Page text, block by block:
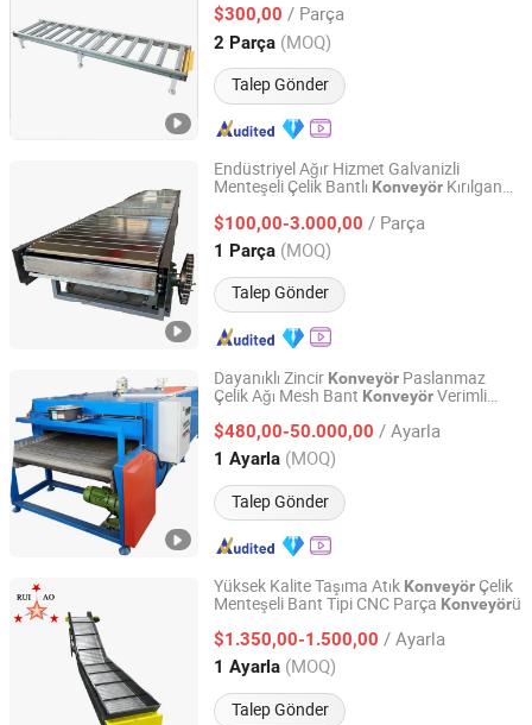
$300,00 / Parça
2 Parça (MOQ)
Talep Gönder
Shanghai, China Fiyat 2016
Endüstriyel Ağır Hizmet Galvanizli
Menteşeli Çelik Bantlı Konveyör Kırılgan
$100,00-3.000,00 / Parça
1 Parça (MOQ)
Talep Gönder
Dezhou Yiyou Conveying Equipment Co., Ltd.
Shandong, China Fiyat 2026
Dayanıklı Zincir Konveyör Paslanmaz
Çelik Ağı Mesh Bant KonveyörVerimli
$480,00-50.000,00 / Ayarla
1 Ayarla (MOQ)
Talep Gönder
Dezhou Yiyou Conveying Equipment Co., Ltd.
Shandong, China Fiyat 2026
Yüksek Kalite Taşıma Atık Konveyör Çelik
Menteşeli Bant Tipi CNC Parça Konveyörü
$1.350,00-1.500,00 / Ayarla
1 Ayarla (MOQ)
Talep Gönder
Hebei Ruiao Machine Tool Accessories Producing Co., Ltd.
Hebei, China Fiyat 2023